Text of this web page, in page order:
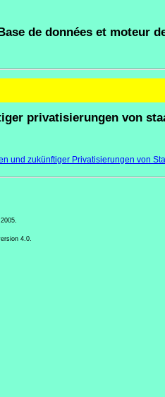
de données et moteur
privatisierungen von
und zukünftiger Privatisierungen von
4.0.